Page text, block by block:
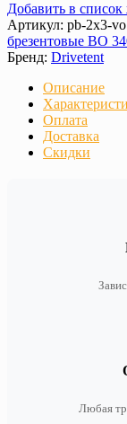
Добавить в
Артикул: pb-2x3-vo
брезентовые ВО
Бренд: Drivetent
Описание
Оплата
Доставка
Скидки
Любая